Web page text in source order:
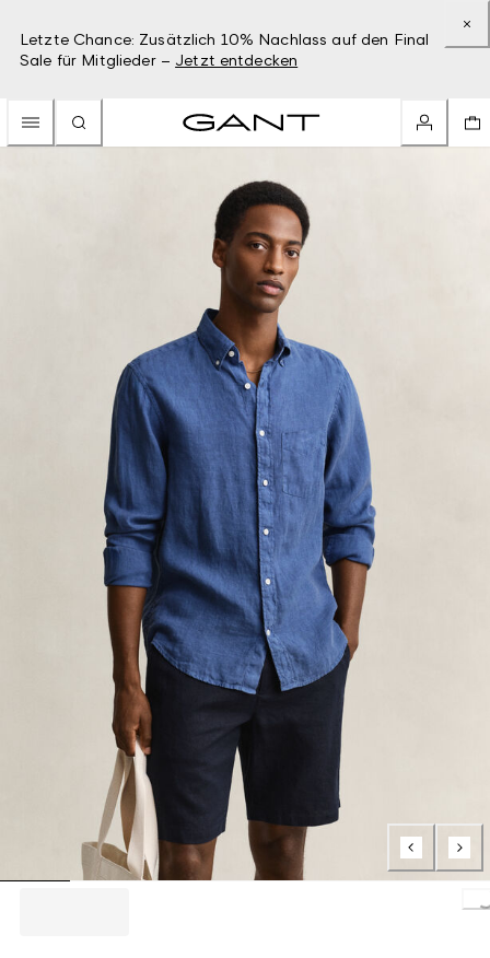
Letzte Chance: Zusätzlich 10% Nachlass auf den Final
Sale für Mitglieder – Jetzt entdecken